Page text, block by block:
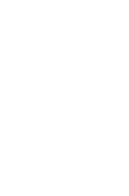
сечением
и
Сварной торец и
от
2,1 метра) !!!
Быстрая сборка